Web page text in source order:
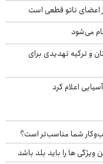
اعضای ناتو قطعی است
می‌شود
و ترکیه تهدیدی برای
اعلام کرد
شما مناسب‌تر است؟
ها را باید بلد باشد